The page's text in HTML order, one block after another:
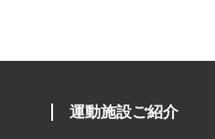
運動施設ご紹介